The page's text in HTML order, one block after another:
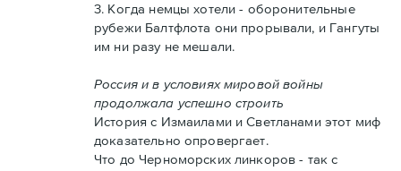
3. Когда немцы хотели - оборонительные
рубежи Балтфлота они прорывали, и Гангуты
им ни разу не мешали.
Россия и в условиях мировой войны
продолжала успешно строить
История с Измаилами и Светланами этот миф
доказательно опровергает.
Что до Черноморских линкоров - так с